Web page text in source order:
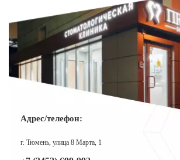
Адрес/телефон:
г. Тюмень, улица 8 Марта, 1